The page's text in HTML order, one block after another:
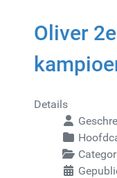
Oliver
Details